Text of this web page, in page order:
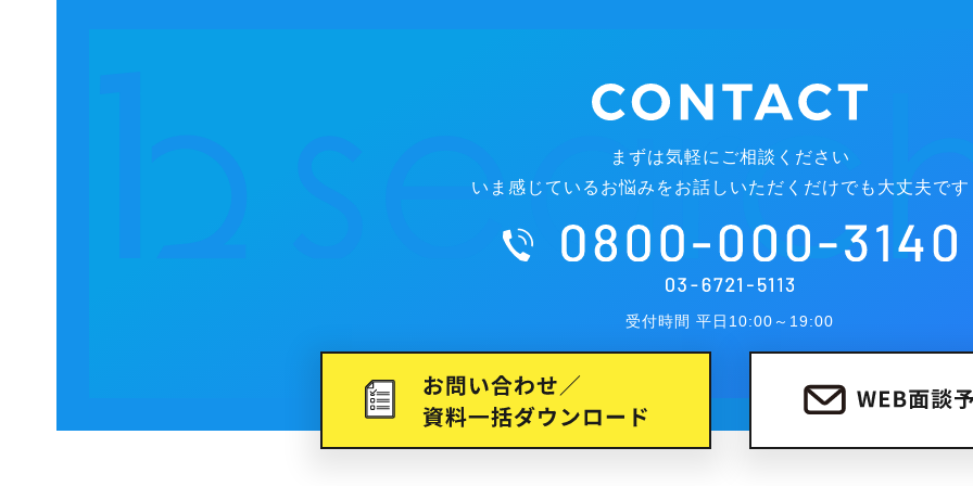
まずは気軽にご相談ください
いま感じているお悩みをお話しいただくだけでも大丈夫です
受付時間 平日10:00～19:00